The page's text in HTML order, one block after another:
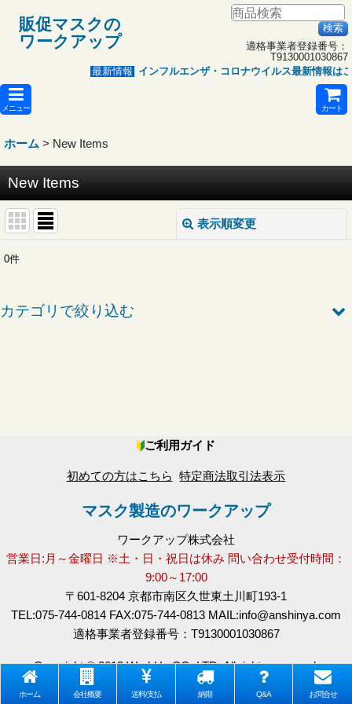
販促マスクの
ワークアップ
適格事業者登録番号：
T9130001030867
最新情報
インフルエンザ・コロナウイルス最新情報は
メニュー カート
ホーム 会社概要 送料/支払 納期 Q&A お問合せ
ホーム > New Items
New Items
表示順変更
並び順:
0件
カテゴリで絞り込む
データ変換料
黒マスク
白マスク
アウトレット
ご利用ガイド
初めての方はこちら 特定商法取引法表示
マスク製造のワークアップ
ワークアップ株式会社
営業日:月～金曜日 ※土・日・祝日は休み 問い合わせ受付時間：
9:00～17:00
〒601-8204 京都市南区久世東土川町193-1
TEL:075-744-0814 FAX:075-744-0813 MAIL:info@anshinya.com
適格事業者登録番号：T9130001030867
Copyright © 2013 WorkUp CO.,LTD. All rights reserved.